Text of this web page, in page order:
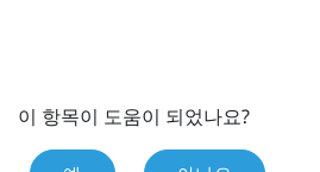
이 항목이 도움이 되었나요?